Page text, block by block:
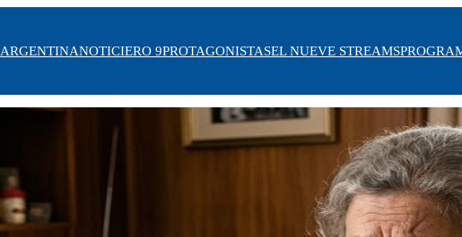
ARGENTINANOTICIERO 9PROTAGONISTASEL NUEVE STREAMS